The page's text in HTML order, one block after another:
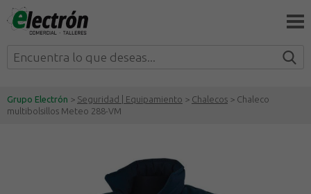
Grupo Electrón > Seguridad | Equipamiento > Chalecos > Chaleco
multibolsillos Meteo 288-VM